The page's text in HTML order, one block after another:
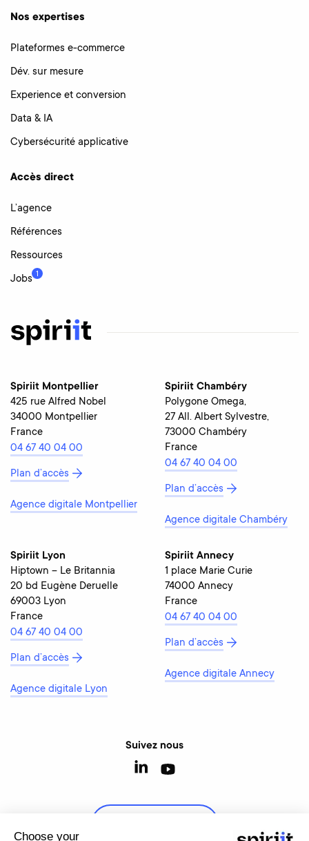
Nos expertises
Plateformes e-commerce
Dév. sur mesure
Experience et conversion
Data & IA
Cybersécurité applicative
Accès direct
L’agence
Références
Ressources
Jobs 1
Spiriit Montpellier
425 rue Alfred Nobel
34000 Montpellier
France
04 67 40 04 00
Plan d’accès
Agence digitale Montpellier
Spiriit Chambéry
Polygone Omega,
27 All. Albert Sylvestre,
73000 Chambéry
France
04 67 40 04 00
Plan d’accès
Agence digitale Chambéry
Spiriit Lyon
Hiptown – Le Britannia
20 bd Eugène Deruelle
69003 Lyon
France
04 67 40 04 00
Plan d’accès
Agence digitale Lyon
Spiriit Annecy
1 place Marie Curie
74000 Annecy
France
04 67 40 04 00
Plan d’accès
Agence digitale Annecy
Suivez nous
Choose your